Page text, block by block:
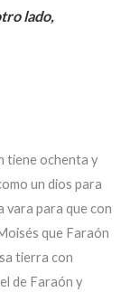
lado,
tiene ochenta y
un dios para
vara para que con
que Faraón
tierra con
de Faraón y